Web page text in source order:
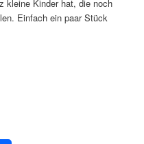
kleine Kinder hat, die noch
Einfach ein paar Stück